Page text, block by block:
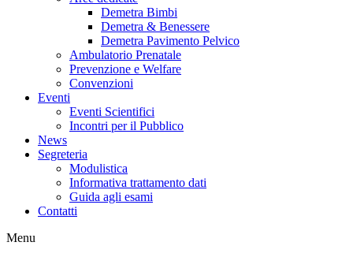
Demetra Bimbi
Demetra & Benessere
Demetra Pavimento Pelvico
Ambulatorio Prenatale
Prevenzione e Welfare
Convenzioni
Eventi
Eventi Scientifici
Incontri per il Pubblico
News
Segreteria
Modulistica
Informativa trattamento dati
Guida agli esami
Contatti
Menu